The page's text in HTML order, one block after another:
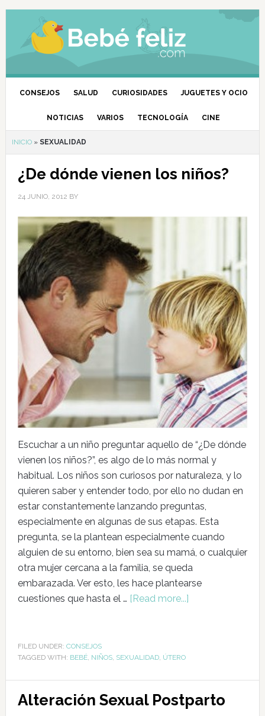
CONSEJOS SALUD CURIOSIDADES JUGUETES Y OCIO
NOTICIAS VARIOS TECNOLOGÍA CINE
INICIO» SEXUALIDAD
¿De dónde vienen los niños?
24 JUNIO, 2012 BY
Escuchar a un niño preguntar aquello de “¿De dónde
vienen los niños?”, es algo de lo más normal y
habitual. Los niños son curiosos por naturaleza, y lo
quieren saber y entender todo, por ello no dudan en
estar constantemente lanzando preguntas,
especialmente en algunas de sus etapas. Esta
pregunta, se la plantean especialmente cuando
alguien de su entorno, bien sea su mamá, o cualquier
otra mujer cercana a la familia, se queda
embarazada. Ver esto, les hace plantearse
cuestiones que hasta el … [Read more...]
FILED UNDER: CONSEJOS
TAGGED WITH: BEBÉ, NIÑOS, SEXUALIDAD, ÚTERO
Alteración Sexual Postparto